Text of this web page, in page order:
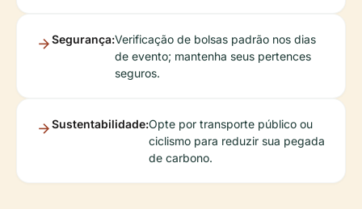
Segurança:Verificação de bolsas padrão nos dias
de evento; mantenha seus pertences
seguros.
Sustentabilidade:Opte por transporte público ou
ciclismo para reduzir sua pegada
de carbono.